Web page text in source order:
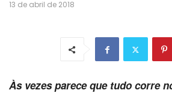
13 de abril de 2018
Às vezes parece que tudo corre